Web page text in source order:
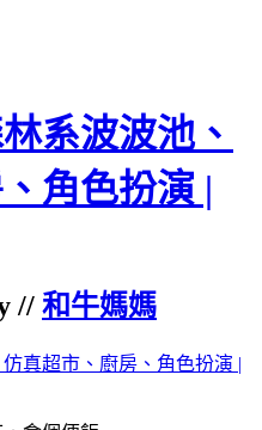
系波波池、
角色扮演 |
// 和牛媽媽